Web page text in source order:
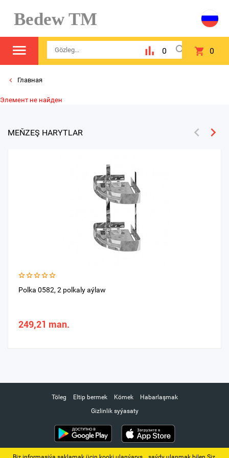
Bedew TM
0 0
Главная
Элемент не найден
MEŇZEŞ HARYTLAR
Polka 0582, 2 polkaly aýlaw
249,21 man.
Töleg Eltip bermek Kömek
Habarlaşmak
Gizlinlik syýasaty